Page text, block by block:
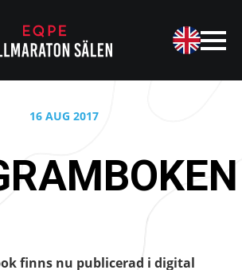
16 AUG 2017
finns nu publicerad i digital